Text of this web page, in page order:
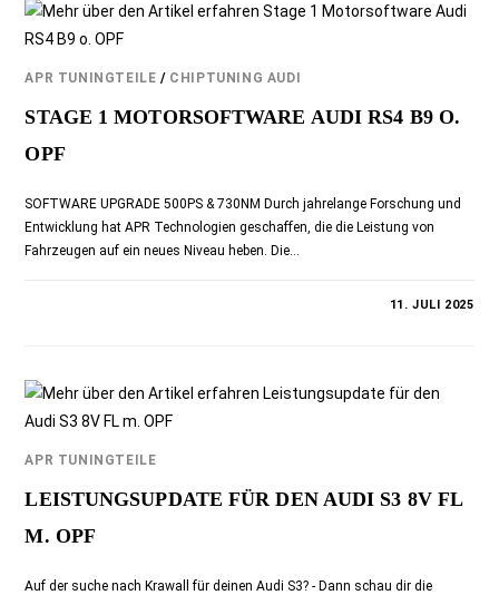
APR TUNINGTEILE / CHIPTUNING AUDI
STAGE 1 MOTORSOFTWARE AUDI RS4 B9 O.
OPF
SOFTWARE UPGRADE 500PS & 730NM Durch jahrelange Forschung und
Entwicklung hat APR Technologien geschaffen, die die Leistung von
Fahrzeugen auf ein neues Niveau heben. Die…
11. JULI 2025
APR TUNINGTEILE
LEISTUNGSUPDATE FÜR DEN AUDI S3 8V FL
M. OPF
Auf der suche nach Krawall für deinen Audi S3? - Dann schau dir die